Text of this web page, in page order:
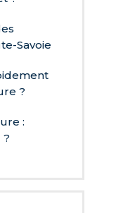
Savoie
?
: